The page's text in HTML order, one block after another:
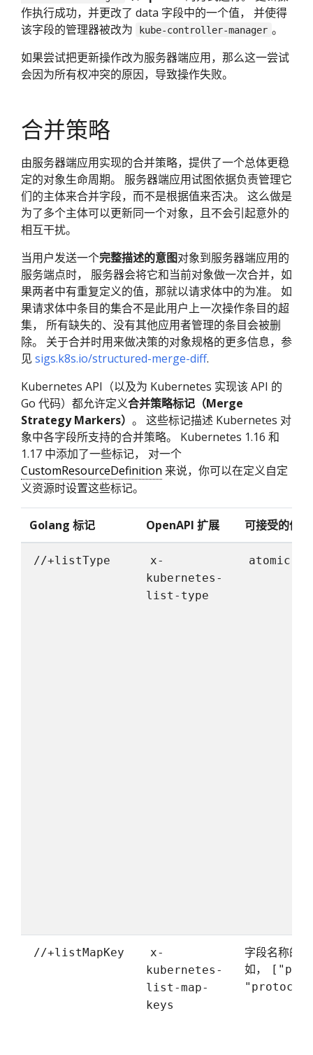
作执行成功，并更改了 data 字段中的一个值， 并使得
该字段的管理器被改为
kube-controller-manager 。
如果尝试把更新操作改为服务器端应用，那么这一尝试
会因为所有权冲突的原因，导致操作失败。
合并策略
由服务器端应用实现的合并策略，提供了一个总体更稳
定的对象生命周期。 服务器端应用试图依据负责管理它
们的主体来合并字段，而不是根据值来否决。 这么做是
为了多个主体可以更新同一个对象，且不会引起意外的
相互干扰。
当用户发送一个完整描述的意图对象到服务器端应用的
服务端点时， 服务器会将它和当前对象做一次合并，如
果两者中有重复定义的值，那就以请求体中的为准。 如
果请求体中条目的集合不是此用户上一次操作条目的超
集， 所有缺失的、没有其他应用者管理的条目会被删
除。 关于合并时用来做决策的对象规格的更多信息，参
见 sigs.k8s.io/structured-merge-diff.
Kubernetes API（以及为 Kubernetes 实现该 API 的
Go 代码）都允许定义合并策略标记（Merge
Strategy Markers） 。 这些标记描述 Kubernetes 对
象中各字段所支持的合并策略。 Kubernetes 1.16 和
1.17 中添加了一些标记， 对一个
CustomResourceDefinition 来说，你可以在定义自定
义资源时设置这些标记。
Golang 标记 OpenAPI 扩展 可接受的值
//+listType
x-
kubernetes-
list-type
atomic
//+listMapKey
x-
kubernetes-
list-map-
keys
字段名称的
如，